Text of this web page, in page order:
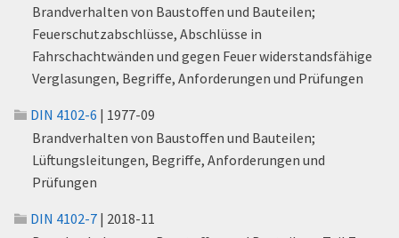
Brandverhalten von Baustoffen und Bauteilen;
Feuerschutzabschlüsse, Abschlüsse in
Fahrschachtwänden und gegen Feuer widerstandsfähige
Verglasungen, Begriffe, Anforderungen und Prüfungen
DIN 4102-6 | 1977-09
Brandverhalten von Baustoffen und Bauteilen;
Lüftungsleitungen, Begriffe, Anforderungen und
Prüfungen
DIN 4102-7 | 2018-11